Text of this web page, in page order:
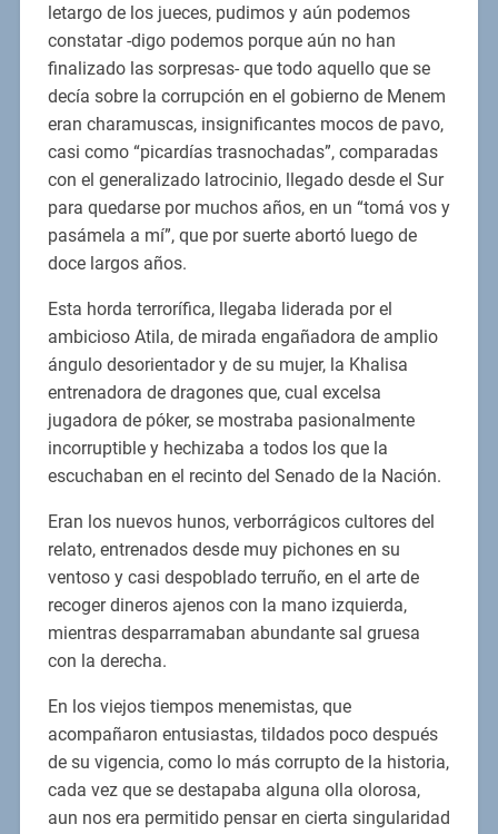
letargo de los jueces, pudimos y aún podemos
constatar -digo podemos porque aún no han
finalizado las sorpresas- que todo aquello que se
decía sobre la corrupción en el gobierno de Menem
eran charamuscas, insignificantes mocos de pavo,
casi como “picardías trasnochadas”, comparadas
con el generalizado latrocinio, llegado desde el Sur
para quedarse por muchos años, en un “tomá vos y
pasámela a mí”, que por suerte abortó luego de
doce largos años.
Esta horda terrorífica, llegaba liderada por el
ambicioso Atila, de mirada engañadora de amplio
ángulo desorientador y de su mujer, la Khalisa
entrenadora de dragones que, cual excelsa
jugadora de póker, se mostraba pasionalmente
incorruptible y hechizaba a todos los que la
escuchaban en el recinto del Senado de la Nación.
Eran los nuevos hunos, verborrágicos cultores del
relato, entrenados desde muy pichones en su
ventoso y casi despoblado terruño, en el arte de
recoger dineros ajenos con la mano izquierda,
mientras desparramaban abundante sal gruesa
con la derecha.
En los viejos tiempos menemistas, que
acompañaron entusiastas, tildados poco después
de su vigencia, como lo más corrupto de la historia,
cada vez que se destapaba alguna olla olorosa,
aun nos era permitido pensar en cierta singularidad